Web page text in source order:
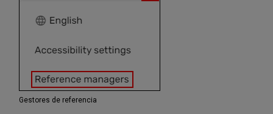
índice
una
Administrar
los
colaboradores
Gestores de referencia